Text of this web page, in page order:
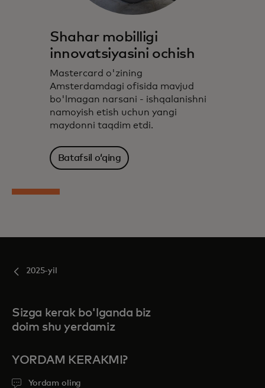
Shahar mobilligi
innovatsiyasini ochish
Mastercard o'zining
Amsterdamdagi ofisida mavjud
bo'lmagan narsani - ishqalanishni
namoyish etish uchun yangi
maydonni taqdim etdi.
Batafsil oʻqing
2025-yil
Sizga kerak bo'lganda biz
doim shu yerdamiz
YORDAM KERAKMI?
Yordam oling